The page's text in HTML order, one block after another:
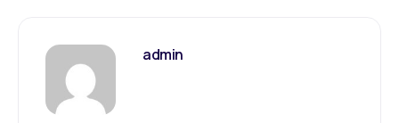
admin